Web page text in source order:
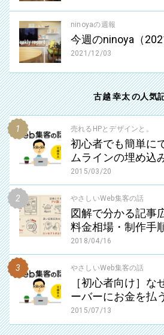
ninoyaの週報
今週のninoya（
2021/12/03
古越 幸太 の人気
売れるHPとデザインと。
初心者でも簡単に
ムラインの埋め込
2015/03/20
やさしいWeb集客の話
図解で分かる記事
料金相場・制作手
2018/04/16
やさしいWeb集客の話
［初心者向け］な
ーバーにお金を払
2015/07/13